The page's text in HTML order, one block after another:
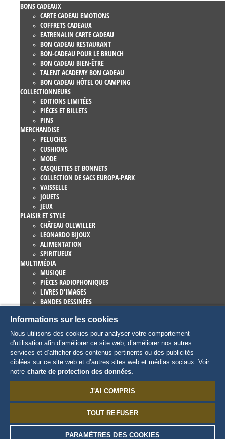
BONS CADEAUX
CARTE CADEAU EMOTIONS
COFFRETS CADEAUX
EATRENALIN CARTE CADEAU
BON CADEAU RESTAURANT
BON-CADEAU POUR LE BRUNCH
BON CADEAU BIEN-ÊTRE
TALENT ACADEMY BON CADEAU
BON CADEAU HÔTEL OU CAMPING
COLLECTIONNEURS
EDITIONS LIMITÉES
PIÈCES ET BILLETS
PINS
MERCHANDISE
PELUCHES
CUSHIONS
MODE
CASQUETTES ET BONNETS
COLLECTION DE SACS EUROPA-PARK
VAISSELLE
JOUETS
JEUX
PLAISIR ET STYLE
CHÂTEAU OLLWILLER
LEONARDO BIJOUX
ALIMENTATION
SPIRITUEUX
MULTIMÉDIA
MUSIQUE
PIÈCES RADIOPHONIQUES
LIVRES D'IMAGES
BANDES DESSINÉES
EUROPA-PARK LIVRES
JEUX ET FILMS
COLLECTIONS
EUROPA-PARK ATTRACTIONS
TRAUMATICA – FESTIVAL OF FEAR
ARTICLES COLLECTORS
EATRENALIN
CHARACTERS
ED EUROMAUS
EDDA EUROMAUSI
Informations sur les cookies
Nous utilisons des cookies pour analyser votre comportement
d'utilisation afin d’améliorer ce site web, d’améliorer nos autres
services et d’afficher des contenus pertinents ou des publicités
ciblées sur ce site web et d’autres sites web et médias sociaux. Voir
notre charte de protection des données.
J'AI COMPRIS
TOUT REFUSER
PARAMÈTRES DES COOKIES